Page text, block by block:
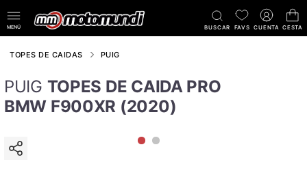
MENÚ BUSCAR FAVS CUENTA CESTA
TOPES DE CAIDAS PUIG
PUIG TOPES DE CAIDA PRO
BMW F900XR (2020)